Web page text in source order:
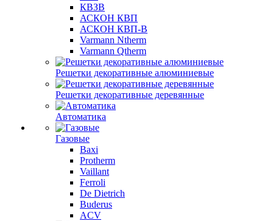
КВЗВ
АСКОН КВП
АСКОН КВП-В
Varmann Ntherm
Varmann Qtherm
Решетки декоративные алюминиевые
Решетки декоративные деревянные
Автоматика
Газовые
Baxi
Protherm
Vaillant
Ferroli
De Dietrich
Buderus
ACV